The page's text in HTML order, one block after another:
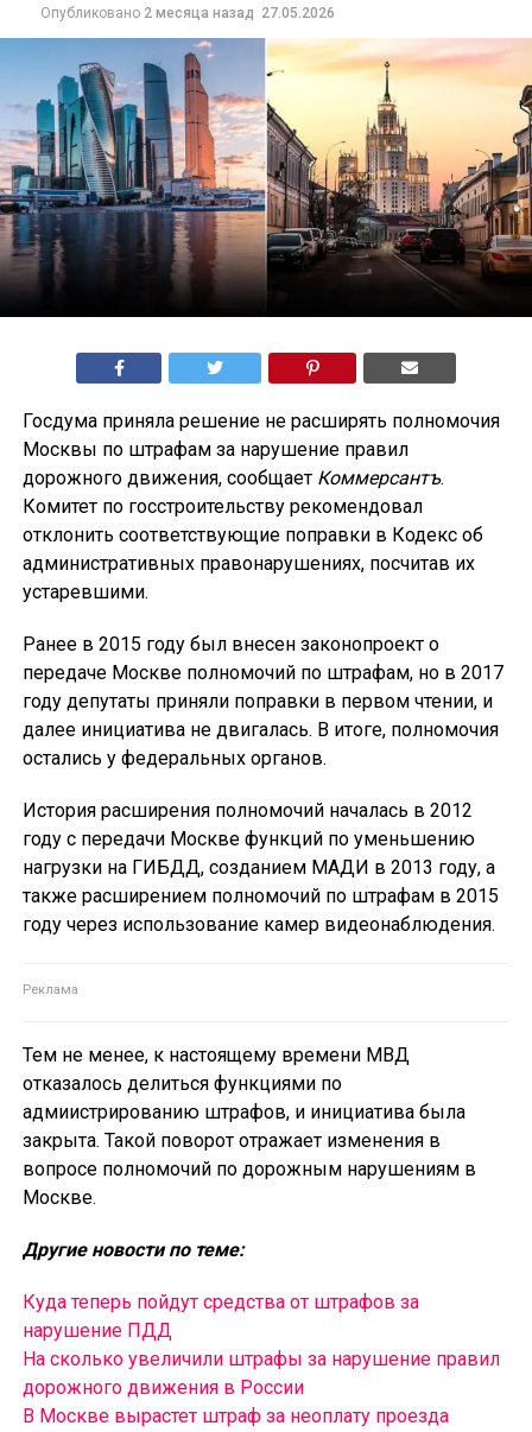
Опубликовано 2 месяца назад 27.05.2026
Госдума приняла решение не расширять полномочия
Москвы по штрафам за нарушение правил
дорожного движения, сообщает Коммерсантъ.
Комитет по госстроительству рекомендовал
отклонить соответствующие поправки в Кодекс об
административных правонарушениях, посчитав их
устаревшими.
Ранее в 2015 году был внесен законопроект о
передаче Москве полномочий по штрафам, но в 2017
году депутаты приняли поправки в первом чтении, и
далее инициатива не двигалась. В итоге, полномочия
остались у федеральных органов.
История расширения полномочий началась в 2012
году с передачи Москве функций по уменьшению
нагрузки на ГИБДД, созданием МАДИ в 2013 году, а
также расширением полномочий по штрафам в 2015
году через использование камер видеонаблюдения.
Тем не менее, к настоящему времени МВД
отказалось делиться функциями по
адмиистрированию штрафов, и инициатива была
закрыта. Такой поворот отражает изменения в
вопросе полномочий по дорожным нарушениям в
Москве.
Другие новости по теме:
Куда теперь пойдут средства от штрафов за
нарушение ПДД
На сколько увеличили штрафы за нарушение правил
дорожного движения в России
В Москве вырастет штраф за неоплату проезда